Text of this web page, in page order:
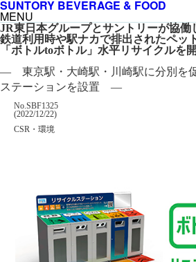
SUNTORY BEVERAGE & FOOD
MENU
JR東日本グループとサントリーが協働
鉄道利用時や駅ナカで排出されたペッ
「ボトルtoボトル」水平リサイクルを
― 東京駅・大崎駅・川崎駅に分別を
ステーションを設置 ―
掲載番号
No.SBF1325
掲載日
(2022/12/22)
カテゴリー
CSR・環境